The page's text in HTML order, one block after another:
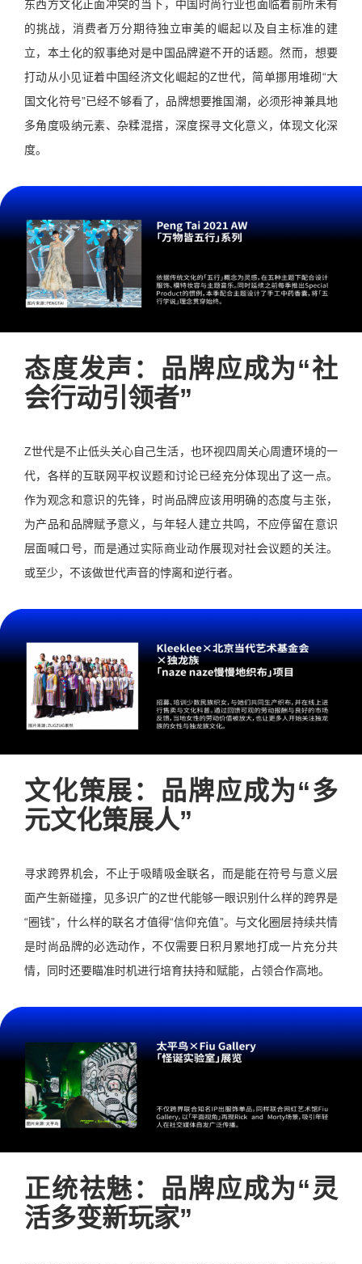
东西方文化正面冲突的当下，中国时尚行业也面临着前所未有
的挑战，消费者万分期待独立审美的崛起以及自主标准的建
立，本土化的叙事绝对是中国品牌避不开的话题。然而，想要
打动从小见证着中国经济文化崛起的Z世代，简单挪用堆砌“大
国文化符号”已经不够看了，品牌想要推国潮，必须形神兼具地
多角度吸纳元素、杂糅混搭，深度探寻文化意义，体现文化深
度。
态度发声：品牌应成为“社
会行动引领者”
Z世代是不止低头关心自己生活，也环视四周关心周遭环境的一
代，各样的互联网平权议题和讨论已经充分体现出了这一点。
作为观念和意识的先锋，时尚品牌应该用明确的态度与主张，
为产品和品牌赋予意义，与年轻人建立共鸣，不应停留在意识
层面喊口号，而是通过实际商业动作展现对社会议题的关注。
或至少，不该做世代声音的悖离和逆行者。
文化策展：品牌应成为“多
元文化策展人”
寻求跨界机会，不止于吸睛吸金联名，而是能在符号与意义层
面产生新碰撞，见多识广的Z世代能够一眼识别什么样的跨界是
“圈钱”，什么样的联名才值得“信仰充值”。与文化圈层持续共情
是时尚品牌的必选动作，不仅需要日积月累地打成一片充分共
情，同时还要瞄准时机进行培育扶持和赋能，占领合作高地。
正统祛魅：品牌应成为“灵
活多变新玩家”